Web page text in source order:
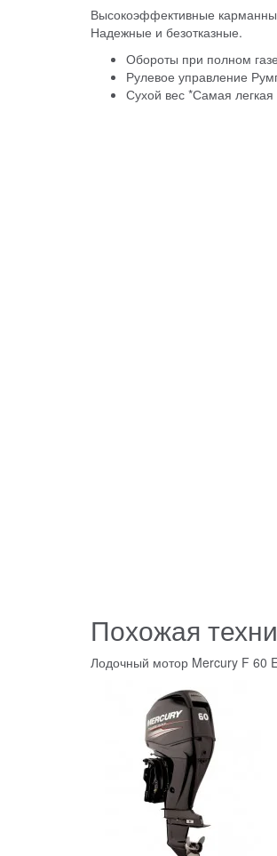
Высокоэффективные
Надежные и безотказные.
Обороты при полном
Рулевое управление
Сухой вес *Самая
Похожая
Лодочный мотор Mercury F 60